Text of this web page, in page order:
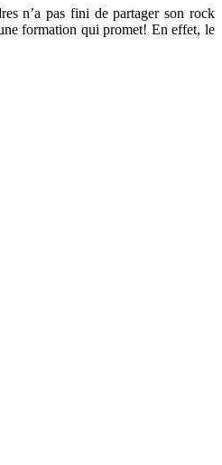
n’a pas fini de partager son rock
formation qui promet! En effet, le